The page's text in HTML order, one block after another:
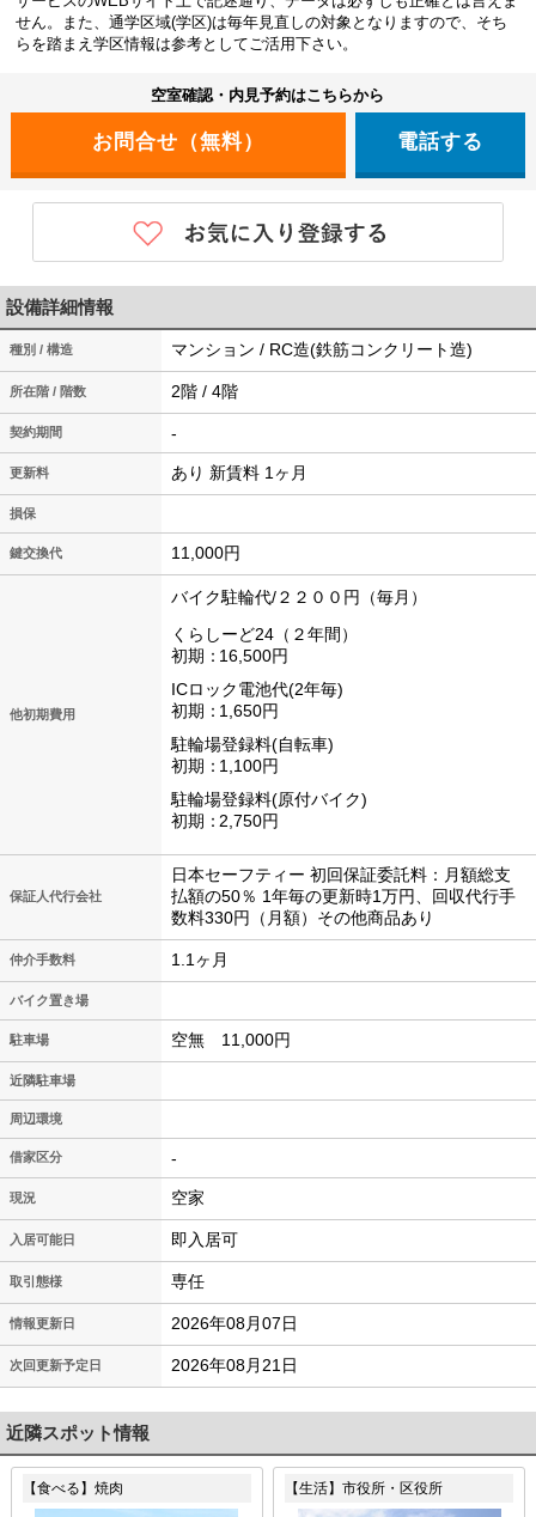
せん。また、通学区域(学区)は毎年見直しの対象となりますので、そち
らを踏まえ学区情報は参考としてご活用下さい。
空室確認・内見予約はこちらから
電話する
設備詳細情報
種別 / 構造 マンション / RC造(鉄筋コンクリート造)
所在階 / 階数 2階 / 4階
契約期間 -
更新料 あり 新賃料 1ヶ月
損保
鍵交換代 11,000円
他初期費用
バイク駐輪代/２２００円（毎月）
くらしーど24（２年間）
初期
16,500円
ICロック電池代(2年毎)
初期
1,650円
駐輪場登録料(自転車)
初期
1,100円
駐輪場登録料(原付バイク)
初期
2,750円
保証人代行会社
日本セーフティー 初回保証委託料：月額総支
払額の50％ 1年毎の更新時1万円、回収代行手
数料330円（月額）その他商品あり
仲介手数料 1.1ヶ月
バイク置き場
駐車場 空無 11,000円
近隣駐車場
周辺環境
借家区分 -
現況 空家
入居可能日 即入居可
取引態様 専任
情報更新日 2026年08月07日
次回更新予定日 2026年08月21日
近隣スポット情報
【食べる】焼肉 【生活】市役所・区役所